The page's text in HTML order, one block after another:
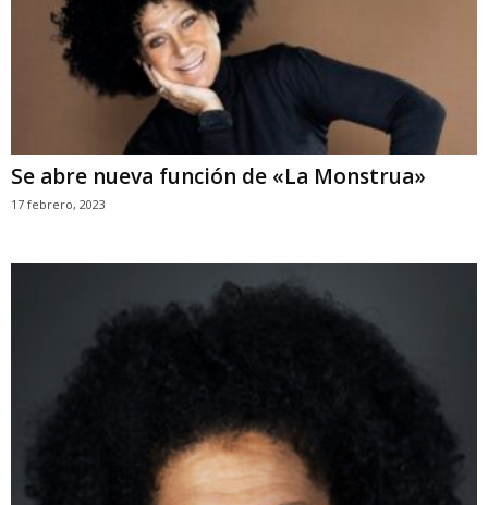
Se abre nueva función de «La Monstrua»
17 febrero, 2023